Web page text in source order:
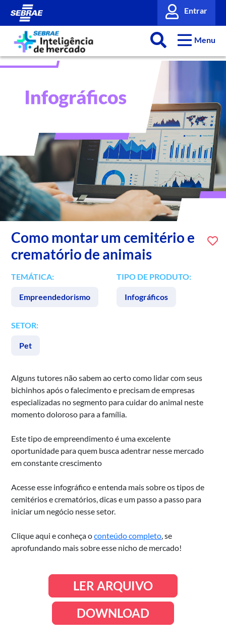
Entrar
Menu
Como montar um cemitério e
crematório de animais
TEMÁTICA:
Empreendedorismo
TIPO DE PRODUTO:
Infográficos
SETOR:
Pet
Alguns tutores não sabem ao certo como lidar com seus
bichinhos após o falecimento e precisam de empresas
especializadas no segmento para cuidar do animal neste
momento doloroso para a família.
Este tipo de empreendimento é uma excelente
oportunidade para quem busca adentrar nesse mercado
em constante crescimento
Acesse esse infográfico e entenda mais sobre os tipos de
cemitérios e crematórios, dicas e um passo a passo para
iniciar um negócio nesse setor.
Clique aqui e conheça oconteúdo completo, se
aprofundando mais sobre esse nicho de mercado!
LER ARQUIVO
DOWNLOAD